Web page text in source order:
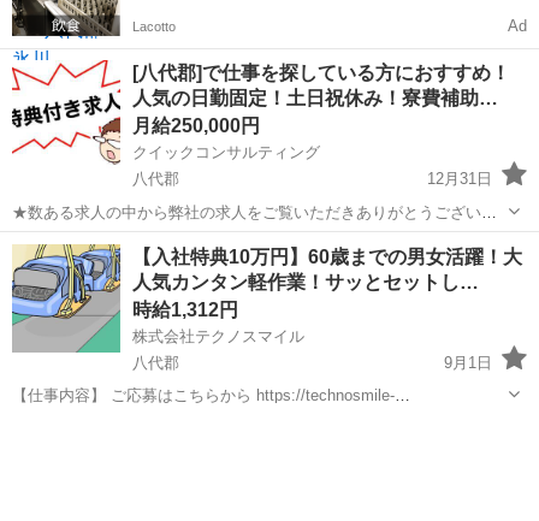
Lacotto Ad
[八代郡]で仕事を探している方におすすめ！
人気の日勤固定！土日祝休み！寮費補助…
月給250,000円
クイックコンサルティング
八代郡
12月31日
★数ある求人の中から弊社の求人をご覧いただきありがとうございま
す！ こちらの記事はジモティー様の審査を通過して掲載されておりま
すのでご安心ください。 実際に募集中の求人のみを掲載しております
ので、応募したら別の求人を提案...
熊本 八代郡 工場 個室
【入社特典10万円】60歳までの男女活躍！大
人気カンタン軽作業！サッとセットし…
時給1,312円
株式会社テクノスマイル
八代郡
9月1日
【仕事内容】 ご応募はこちらから https://technosmile-